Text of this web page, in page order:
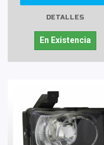
DETALLES
En Existencia